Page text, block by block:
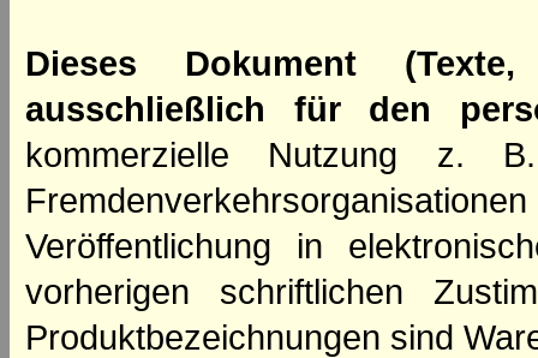
Dieses Dokument
ausschließlich für den
kommerzielle Nutzung z.
Veröffentlichung in
vorherigen schriftlichen
Produktbezeichnungen sind